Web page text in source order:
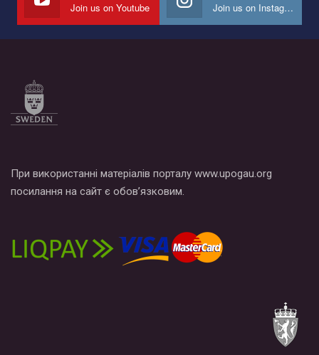
Все, что вам нужно сделать - это зайти на наш канал YouTube
Join us on Youtube Join us on Instagram
При використанні матеріалів порталу www.upogau.org
посилання на сайт є обов’язковим.